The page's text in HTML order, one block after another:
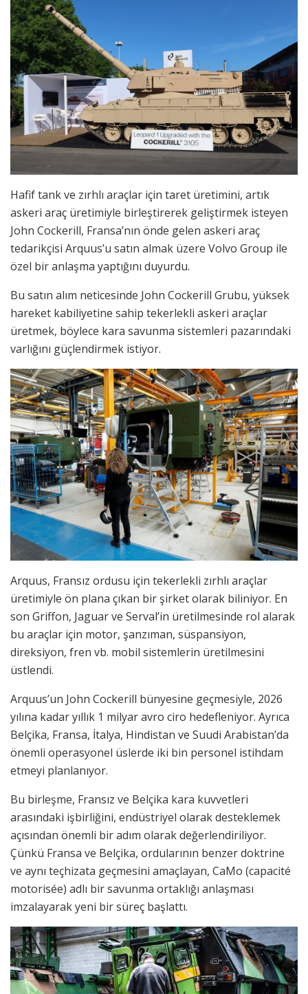
Hafif tank ve zırhlı araçlar için taret üretimini, artık
askeri araç üretimiyle birleştirerek geliştirmek isteyen
John Cockerill, Fransa’nın önde gelen askeri araç
tedarikçisi Arquus’u satın almak üzere Volvo Group ile
özel bir anlaşma yaptığını duyurdu.
Bu satın alım neticesinde John Cockerill Grubu, yüksek
hareket kabiliyetine sahip tekerlekli askeri araçlar
üretmek, böylece kara savunma sistemleri pazarındaki
varlığını güçlendirmek istiyor.
Arquus, Fransız ordusu için tekerlekli zırhlı araçlar
üretimiyle ön plana çıkan bir şirket olarak biliniyor. En
son Griffon, Jaguar ve Serval’in üretilmesinde rol alarak
bu araçlar için motor, şanzıman, süspansiyon,
direksiyon, fren vb. mobil sistemlerin üretilmesini
üstlendi.
Arquus’un John Cockerill bünyesine geçmesiyle, 2026
yılına kadar yıllık 1 milyar avro ciro hedefleniyor. Ayrıca
Belçika, Fransa, İtalya, Hindistan ve Suudi Arabistan’da
önemli operasyonel üslerde iki bin personel istihdam
etmeyi planlanıyor.
Bu birleşme, Fransız ve Belçika kara kuvvetleri
arasındaki işbirliğini, endüstriyel olarak desteklemek
açısından önemli bir adım olarak değerlendiriliyor.
Çünkü Fransa ve Belçika, ordularının benzer doktrine
ve aynı teçhizata geçmesini amaçlayan, CaMo (capacité
motorisée) adlı bir savunma ortaklığı anlaşması
imzalayarak yeni bir süreç başlattı.